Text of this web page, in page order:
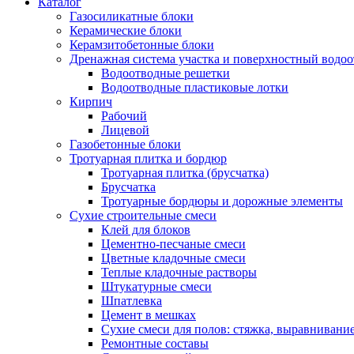
Газосиликатные блоки
Керамические блоки
Керамзитобетонные блоки
Дренажная система участка и поверхностный
Водоотводные решетки
Водоотводные пластиковые лотки
Кирпич
Рабочий
Лицевой
Газобетонные блоки
Тротуарная плитка и бордюр
Тротуарная плитка (брусчатка)
Брусчатка
Тротуарные бордюры и дорожные элементы
Сухие строительные смеси
Клей для блоков
Цементно-песчаные смеси
Цветные кладочные смеси
Теплые кладочные растворы
Штукатурные смеси
Шпатлевка
Цемент в мешках
Сухие смеси для полов: стяжка,
Ремонтные составы